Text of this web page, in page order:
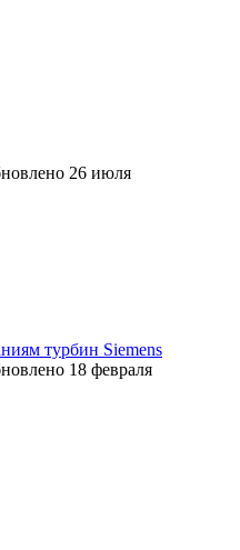
26 июля
турбин Siemens
18 февраля